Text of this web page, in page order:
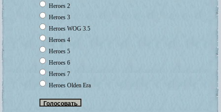
Heroes 2
Heroes 3
Heroes WOG 3.5
Heroes 4
Heroes 5
Heroes 6
Heroes 7
Heroes Olden Era